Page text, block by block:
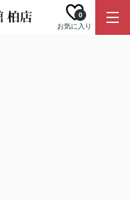
お気に入り
0